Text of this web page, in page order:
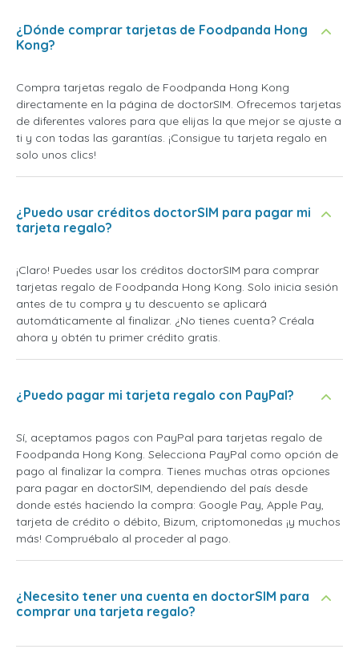
¿Dónde comprar tarjetas de Foodpanda Hong
Kong?
Compra tarjetas regalo de Foodpanda Hong Kong
directamente en la página de doctorSIM. Ofrecemos tarjetas
de diferentes valores para que elijas la que mejor se ajuste a
ti y con todas las garantías. ¡Consigue tu tarjeta regalo en
solo unos clics!
¿Puedo usar créditos doctorSIM para pagar mi
tarjeta regalo?
¡Claro! Puedes usar los créditos doctorSIM para comprar
tarjetas regalo de Foodpanda Hong Kong. Solo inicia sesión
antes de tu compra y tu descuento se aplicará
automáticamente al finalizar. ¿No tienes cuenta? Créala
ahora y obtén tu primer crédito gratis.
¿Puedo pagar mi tarjeta regalo con PayPal?
Sí, aceptamos pagos con PayPal para tarjetas regalo de
Foodpanda Hong Kong. Selecciona PayPal como opción de
pago al finalizar la compra. Tienes muchas otras opciones
para pagar en doctorSIM, dependiendo del país desde
donde estés haciendo la compra: Google Pay, Apple Pay,
tarjeta de crédito o débito, Bizum, criptomonedas ¡y muchos
más! Compruébalo al proceder al pago.
¿Necesito tener una cuenta en doctorSIM para
comprar una tarjeta regalo?